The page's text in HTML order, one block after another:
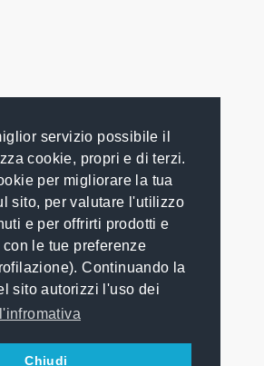
servizio possibile il
cookie, propri e di terzi.
per migliorare la tua
sito, per valutare l'utilizzo
e per offrirti prodotti e
le tue preferenze
Continuando la
sito autorizzi l'uso dei
Chiudi